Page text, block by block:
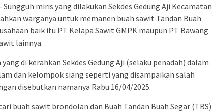
Sungguh miris yang dilakukan Sekdes Gedung Aji Kecamatan
warganya untuk memanen buah sawit Tandan Buah
baik itu PT Kelapa Sawit GMPK maupun PT Bawang
lainnya.
di kerahkan Sekdes Gedung Aji (selaku penadah) dalam
dan kelompok siang seperti yang disampaikan salah
disebutkan namanya Rabu 16/04/2025.
buah sawit brondolan dan Buah Tandan Buah Segar (TBS)